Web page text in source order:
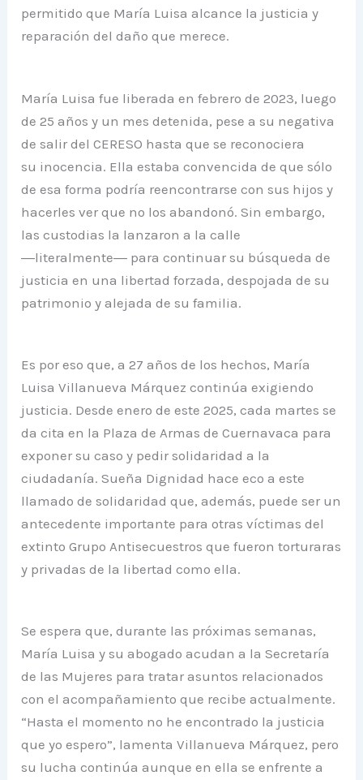
permitido que María Luisa alcance la justicia y
reparación del daño que merece.
María Luisa fue liberada en febrero de 2023, luego
de 25 años y un mes detenida, pese a su negativa
de salir del CERESO hasta que se reconociera
su inocencia. Ella estaba convencida de que sólo
de esa forma podría reencontrarse con sus hijos y
hacerles ver que no los abandonó. Sin embargo,
las custodias la lanzaron a la calle
―literalmente― para continuar su búsqueda de
justicia en una libertad forzada, despojada de su
patrimonio y alejada de su familia.
Es por eso que, a 27 años de los hechos, María
Luisa Villanueva Márquez continúa exigiendo
justicia. Desde enero de este 2025, cada martes se
da cita en la Plaza de Armas de Cuernavaca para
exponer su caso y pedir solidaridad a la
ciudadanía. Sueña Dignidad hace eco a este
llamado de solidaridad que, además, puede ser un
antecedente importante para otras víctimas del
extinto Grupo Antisecuestros que fueron torturaras
y privadas de la libertad como ella.
Se espera que, durante las próximas semanas,
María Luisa y su abogado acudan a la Secretaría
de las Mujeres para tratar asuntos relacionados
con el acompañamiento que recibe actualmente.
“Hasta el momento no he encontrado la justicia
que yo espero”, lamenta Villanueva Márquez, pero
su lucha continúa aunque en ella se enfrente a